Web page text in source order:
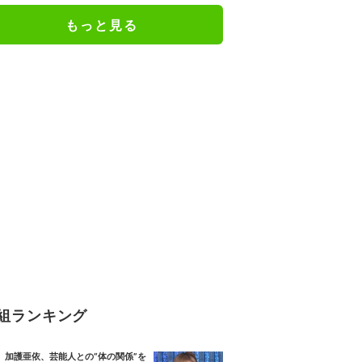
もっと見る
ランキング
加護亜依、芸能人との“体の関係”を